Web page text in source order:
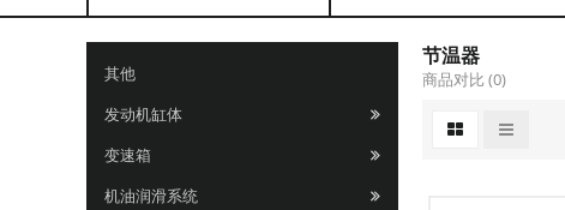
其他
发动机缸体
变速箱
机油润滑系统
节温器
商品对比 (0)